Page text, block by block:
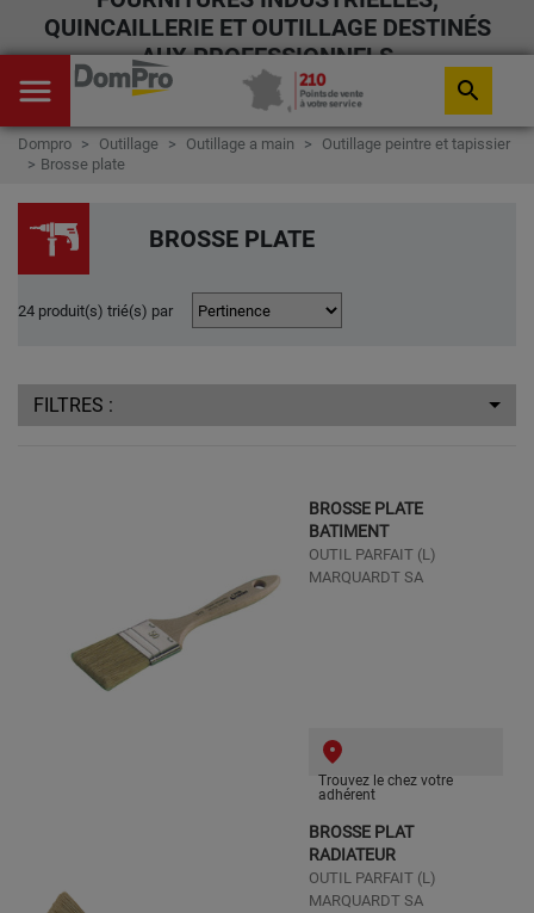
QUINCAILLERIE ET OUTILLAGE DESTINÉS
AUX PROFESSIONNELS
menu search
Dompro Outillage Outillage a main
Outillage peintre et tapissier
Brosse plate
BROSSE PLATE
24 produit(s) trié(s) par
FILTRES :
BROSSE PLATE
BATIMENT
OUTIL PARFAIT (L)
MARQUARDT SA
Trouvez le chez votre
adhérent
BROSSE PLAT
RADIATEUR
OUTIL PARFAIT (L)
MARQUARDT SA